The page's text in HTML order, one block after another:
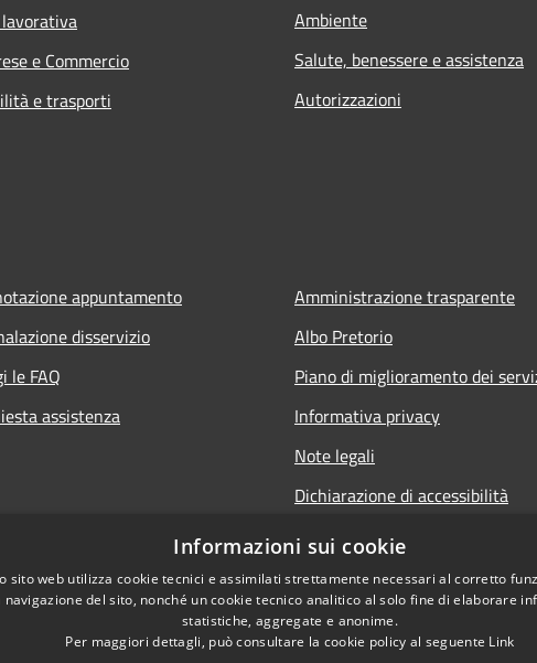
e Commercio
e trasporti
Ambiente
Salute, benessere e assistenza
Autorizzazioni
appuntamento
disservizio
le FAQ
assistenza
Amministrazione trasparente
Albo Pretorio
Piano di miglioramento dei
Informativa privacy
Note legali
Dichiarazione di accessibilità
Informativa sulla
Informazioni sui cookie
sito web utilizza cookie tecnici e assimilati strettamente necessari al corretto
navigazione del sito, nonché un cookie tecnico analitico al solo fine di elaborare
statistiche, aggregate e anonime.
Per maggiori dettagli, può consultare la cookie policy al seguente Link